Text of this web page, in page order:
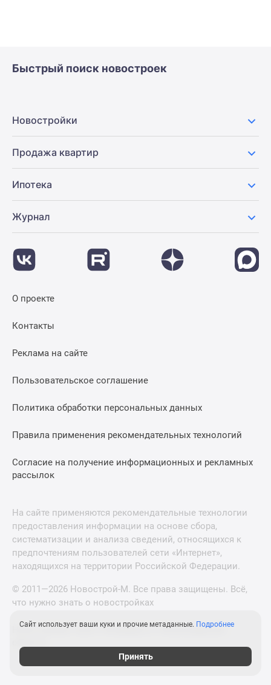
Быстрый поиск новостроек
Новостройки
Продажа квартир
Ипотека
Журнал
О проекте
Контакты
Реклама на сайте
Пользовательское соглашение
Политика обработки персональных данных
Правила применения рекомендательных технологий
Согласие на получение информационных и рекламных
рассылок
На сайте применяются рекомендательные технологии
предоставления информации на основе сбора,
систематизации и анализа сведений, относящихся к
предпочтениям пользователей сети «Интернет»,
находящихся на территории Российской Федерации.
© 2011—2026 Новострой-М. Все права защищены. Всё,
что нужно знать о новостройках
Новостройки Санкт-Петербурга и Ленинградской
Сайт использует ваши куки и прочие метаданные. Подробнее
Принять